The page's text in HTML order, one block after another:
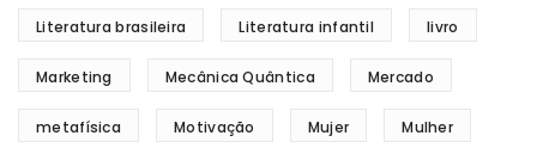
Literatura brasileira Literatura infantil livro
Marketing Mecânica Quântica Mercado
metafísica Motivação Mujer Mulher